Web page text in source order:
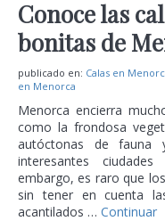
Conoce las
bonitas de
publicado en: Calas en
en Menorca
Menorca encierra
como la frondosa
autóctonas de
interesantes
embargo, es raro que
sin tener en cuenta
acantilados … Continuar